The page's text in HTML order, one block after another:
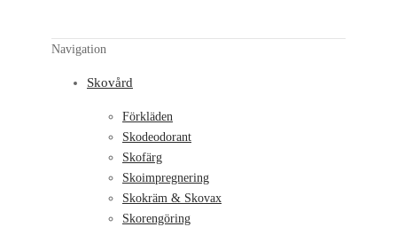
Navigation
Skovård
Förkläden
Skodeodorant
Skofärg
Skoimpregnering
Skokräm & Skovax
Skorengöring